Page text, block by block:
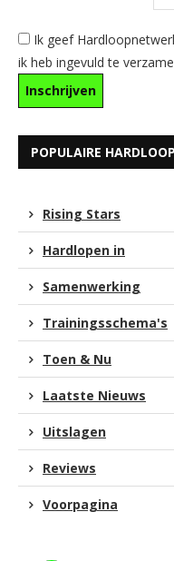
Ik geef
ik heb ingevuld te
POPULAIRE
Rising Stars
Hardlopen in
Samenwerking
Trainingsschema's
Toen & Nu
Laatste Nieuws
Uitslagen
Reviews
Voorpagina